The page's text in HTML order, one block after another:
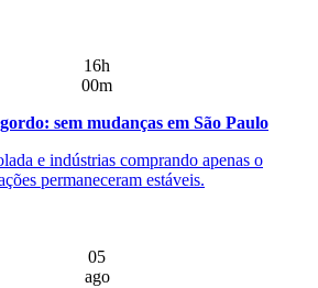
16h
00m
sem mudanças em São Paulo
e indústrias comprando apenas o
permaneceram estáveis.
05
ago